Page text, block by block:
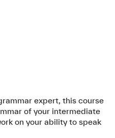
expert, this course
of your intermediate
on your ability to speak